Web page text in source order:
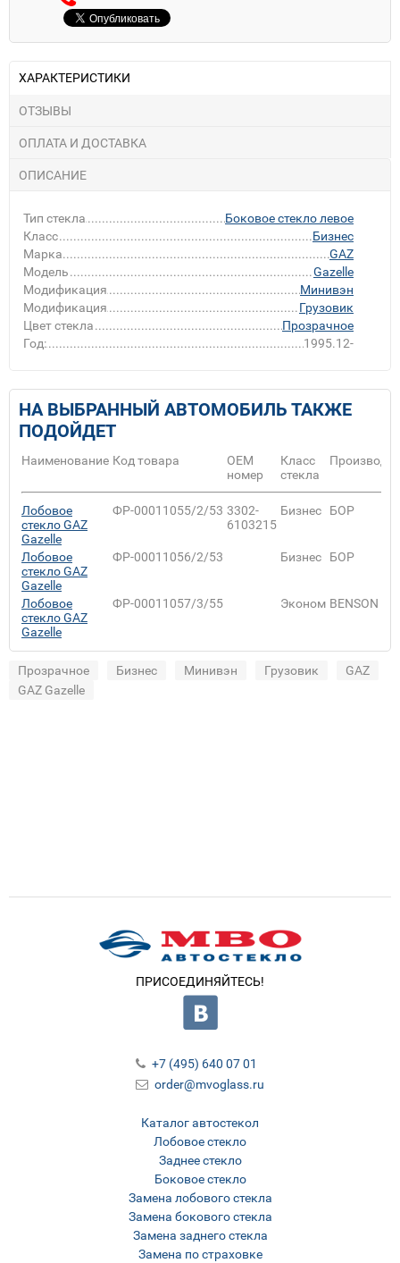
ХАРАКТЕРИСТИКИ
ОТЗЫВЫ
ОПЛАТА И ДОСТАВКА
ОПИСАНИЕ
Тип стекла
Боковое стекло левое
Класс
Бизнес
Марка
GAZ
Модель
Gazelle
Модификация
Минивэн
Модификация
Грузовик
Цвет стекла
Прозрачное
Год:
1995.12-
НА ВЫБРАННЫЙ АВТОМОБИЛЬ ТАКЖЕ
ПОДОЙДЕТ
Наименование Код товара
ОЕМ
номер
Класс
стекла
Лобовое
стекло GAZ
Gazelle
ФР-00011055/2/53 3302-
6103215
Бизнес БОР
Лобовое
стекло GAZ
Gazelle
ФР-00011056/2/53 Бизнес БОР
Лобовое
стекло GAZ
Gazelle
ФР-00011057/3/55 Эконом BENSON
Прозрачное Бизнес Минивэн Грузовик
GAZ
GAZ Gazelle
ПРИСОЕДИНЯЙТЕСЬ!
Каталог автостекол
Лобовое стекло
Заднее стекло
Боковое стекло
Замена лобового стекла
Замена бокового стекла
Замена заднего стекла
Замена по страховке
+7 (495) 640 07 01
order@mvoglass.ru